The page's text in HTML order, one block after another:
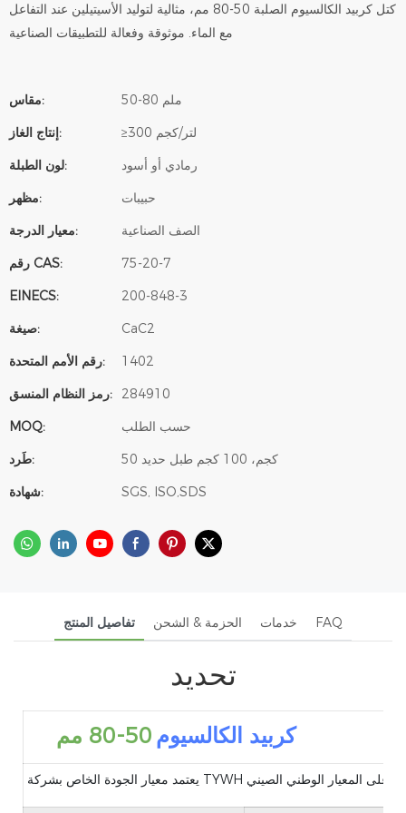
كتل كربيد الكالسيوم الصلبة 50-80 مم، مثالية لتوليد الأسيتيلين عند التفاعل
مع الماء. موثوقة وفعالة للتطبيقات الصناعية
مقاس:
50-80 ملم
إنتاج الغاز:
≥300 لتر/كجم
لون الطبلة:
رمادي أو أسود
مظهر:
حبيبات
معيار الدرجة:
الصف الصناعية
رقم CAS:
75-20-7
EINECS:
200-848-3
صيغة:
CaC2
رقم الأمم المتحدة:
1402
رمز النظام المنسق:
284910
MOQ:
حسب الطلب
طَرد:
50 كجم، 100 كجم طبل حديد
شهادة:
SGS, ISO,SDS
تفاصيل المنتج الحزمة & الشحن خدمات FAQ
تحديد
كربيد الكالسيوم 50-80 مم